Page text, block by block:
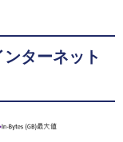
ターネット